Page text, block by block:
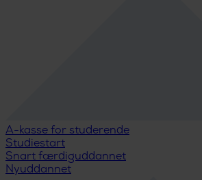
A-kasse for studerende
Studiestart
Snart færdiguddannet
Nyuddannet